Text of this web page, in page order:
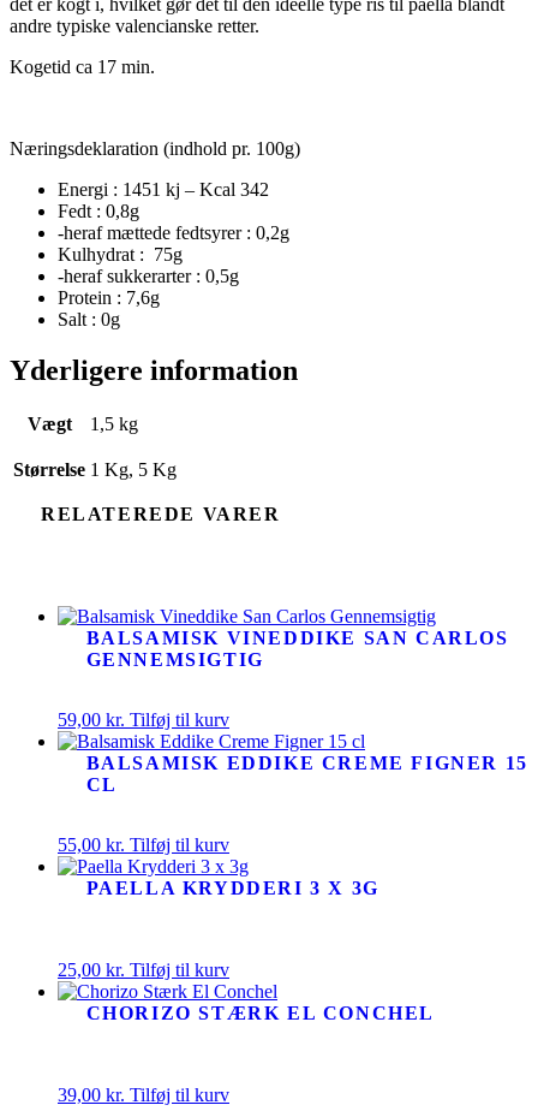
andre typiske valencianske retter.
Kogetid ca 17 min.
Næringsdeklaration (indhold pr. 100g)
Energi : 1451 kj – Kcal 342
Fedt : 0,8g
-heraf mættede fedtsyrer : 0,2g
Kulhydrat : 75g
-heraf sukkerarter : 0,5g
Protein : 7,6g
Salt : 0g
Yderligere information
Vægt 1,5 kg
Størrelse 1 Kg, 5 Kg
RELATEREDE VARER
BALSAMISK VINEDDIKE SAN CARLOS
GENNEMSIGTIG
59,00 kr. Tilføj til kurv
BALSAMISK EDDIKE CREME FIGNER 15
CL
55,00 kr. Tilføj til kurv
PAELLA KRYDDERI 3 X 3G
25,00 kr. Tilføj til kurv
CHORIZO STÆRK EL CONCHEL
39,00 kr. Tilføj til kurv